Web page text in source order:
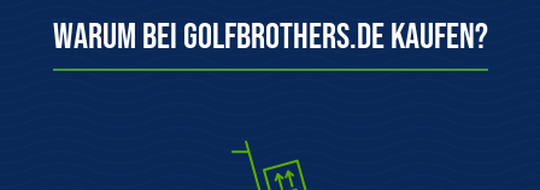
auf Lager ist wirklich auf Lager